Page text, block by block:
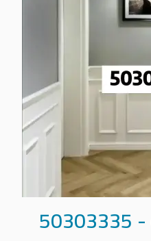
-
50303335